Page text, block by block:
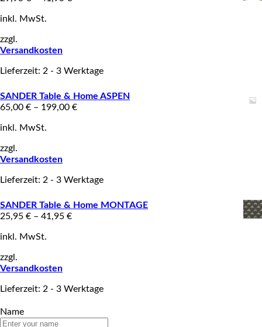
inkl. MwSt.
zzgl.
Versandkosten
Lieferzeit: 2 - 3 Werktage
SANDER Table & Home ASPEN
65,00 € – 199,00 €
inkl. MwSt.
zzgl.
Versandkosten
Lieferzeit: 2 - 3 Werktage
SANDER Table & Home MONTAGE
25,95 € – 41,95 €
inkl. MwSt.
zzgl.
Versandkosten
Lieferzeit: 2 - 3 Werktage
Name